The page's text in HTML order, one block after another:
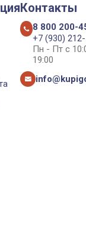
Контакты
8 800 200-
+7 (930)
Пн - Пт с
19:00